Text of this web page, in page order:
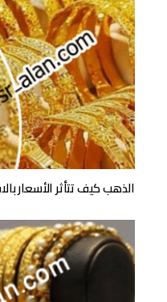
الذهب كيف تتأثر الأسعار